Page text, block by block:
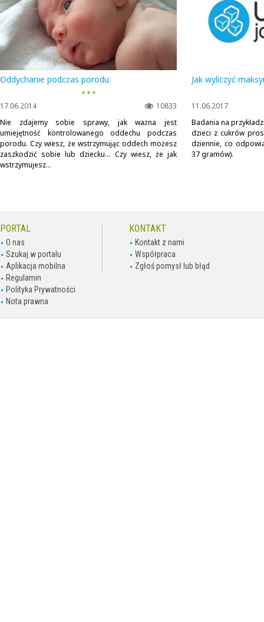
Oddychanie podczas porodu
▪ ▪ ▪
10833
17.06.2014
Nie zdajemy sobie sprawy, jak ważna jest
umiejętność kontrolowanego oddechu podczas
porodu. Czy wiesz, że wstrzymując oddech możesz
zaszkodzić sobie lub dziecku... Czy wiesz, że jak
wstrzymujesz...
Jak wyliczyć
11.06.2017
Badania na
dzieci z cukrów
dziennie, co
37 gramów).
PORTAL
O nas
Szukaj w portalu
Aplikacja mobilna
Regulamin
Polityka Prywatności
Nota prawna
KONTAKT
Kontakt z nami
Współpraca
Zgłoś pomysł lub błąd